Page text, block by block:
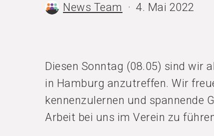
News Team 4. Mai 2022
Diesen Sonntag (08.05) sind wir
in Hamburg anzutreffen. Wir
kennenzulernen und spannende
Arbeit bei uns im Verein zu